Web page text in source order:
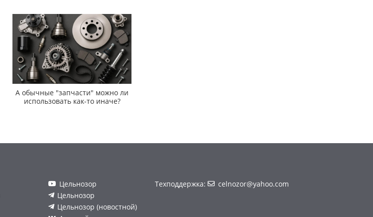
А обычные "запчасти" можно ли
использовать как-то иначе?
Цельнозор
Цельнозор
Цельнозор (новостной)
Техподдержка: celnozor@yahoo.com